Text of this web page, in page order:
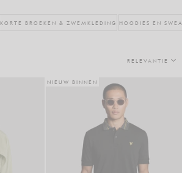
KORTE BROEKEN & ZWEMKLEDING HOODIES EN
RELEVANTIE
NIEUW BINNEN